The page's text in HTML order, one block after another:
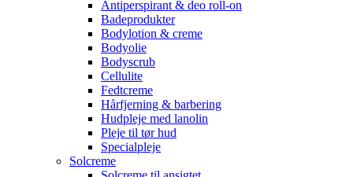
Antiperspirant & deo roll-on
Badeprodukter
Bodylotion & creme
Bodyolie
Bodyscrub
Cellulite
Fedtcreme
Hårfjerning & barbering
Hudpleje med lanolin
Pleje til tør hud
Specialpleje
Solcreme